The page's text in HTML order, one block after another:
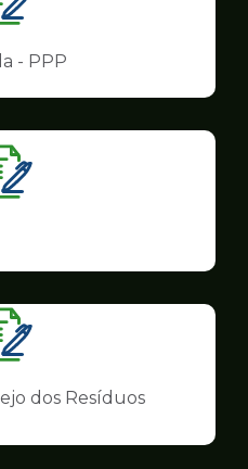
Ilustração
da
pagina
Governo
- PPP
Ilustração
da
Governo
Ilustração
da
pagina
Governo
dos Resíduos